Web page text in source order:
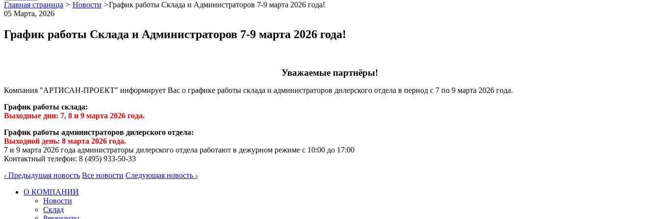
Главная страница > Новости >График работы Склада и Администраторов 7-9 марта 2026 года!
05 Марта, 2026
График работы Склада и Администраторов 7-9 марта 2026 года!
Уважаемые партнёры!
Компания "АРТИСАН-ПРОЕКТ" информирует Вас о графике работы склада и администраторов дилерского отдела в период с 7 по 9 марта 2026 года.
График работы склада:
Выходные дни: 7, 8 и 9 марта 2026 года.
График работы администраторов дилерского отдела:
Выходной день: 8 марта 2026 года.
7 и 9 марта 2026 года администраторы дилерского отдела работают в дежурном режиме с 10:00 до 17:00
Контактный телефон: 8 (495) 933-50-33
‹ Предыдущая новость Все новости Следующая новость ›
О КОМПАНИИ
Новости
Склад